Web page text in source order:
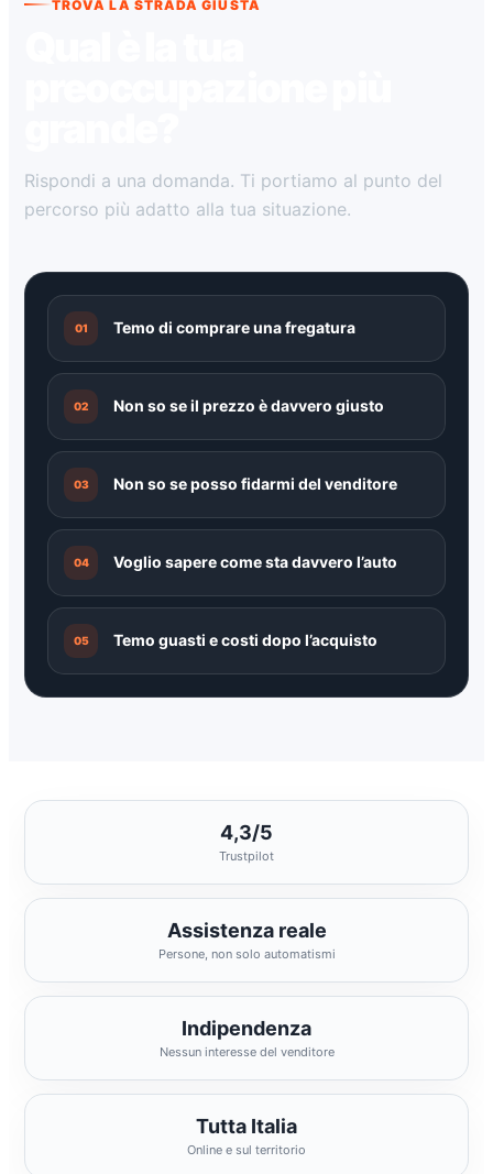
TROVA LA STRADA GIUSTA
Rispondi a una domanda. Ti portiamo al punto del
percorso più adatto alla tua situazione.
01 Temo di comprare una fregatura
02 Non so se il prezzo è davvero giusto
03 Non so se posso fidarmi del venditore
04 Voglio sapere come sta davvero l’auto
05 Temo guasti e costi dopo l’acquisto
4,3/5
Trustpilot
Assistenza reale
Persone, non solo automatismi
Indipendenza
Nessun interesse del venditore
Tutta Italia
Online e sul territorio